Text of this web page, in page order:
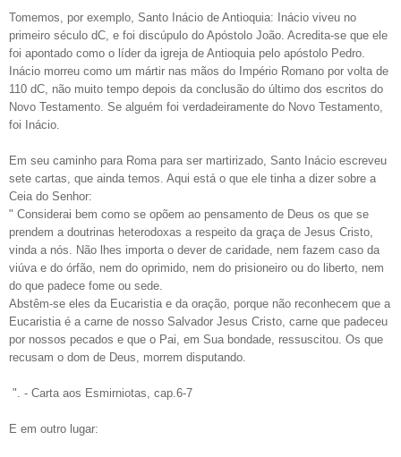
Tomemos, por exemplo, Santo Inácio de Antioquia: Inácio viveu no
primeiro século dC, e foi discúpulo do Apóstolo João. Acredita-se que ele
foi apontado como o líder da igreja de Antioquia pelo apóstolo Pedro.
Inácio morreu como um mártir nas mãos do Império Romano por volta de
110 dC, não muito tempo depois da conclusão do último dos escritos do
Novo Testamento. Se alguém foi verdadeiramente do Novo Testamento,
foi Inácio.
Em seu caminho para Roma para ser martirizado, Santo Inácio escreveu
sete cartas, que ainda temos. Aqui está o que ele tinha a dizer sobre a
Ceia do Senhor:
" Considerai bem como se opõem ao pensamento de Deus os que se
prendem a doutrinas heterodoxas a respeito da graça de Jesus Cristo,
vinda a nós. Não lhes importa o dever de caridade, nem fazem caso da
viúva e do órfão, nem do oprimido, nem do prisioneiro ou do liberto, nem
do que padece fome ou sede.
Abstêm-se eles da Eucaristia e da oração, por­que não reconhecem que a
Eucaristia é a carne de nosso Salvador Jesus Cristo, carne que padeceu
por nos­sos pecados e que o Pai, em Sua bondade, ressuscitou. Os que
recusam o dom de Deus, morrem disputando.
". - Carta aos Esmirniotas, cap.6-7
E em outro lugar: